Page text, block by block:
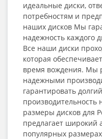
идеальные диски,
потребностям и
наших дисков Мы
надежность каждого
Все наши диски
которая
время вождения. Мы
надежными
гарантировать
размеры дисков для
предлагает широкий
популярных